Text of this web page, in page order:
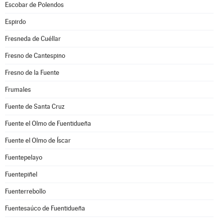
Escobar de Polendos
Espirdo
Fresneda de Cuéllar
Fresno de Cantespino
Fresno de la Fuente
Frumales
Fuente de Santa Cruz
Fuente el Olmo de Fuentidueña
Fuente el Olmo de Íscar
Fuentepelayo
Fuentepiñel
Fuenterrebollo
Fuentesaúco de Fuentidueña